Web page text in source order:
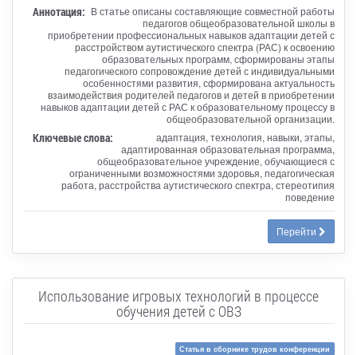
Аннотация: В статье описаны составляющие совместной работы
педагогов общеобразовательной школы в
приобретении профессиональных навыков адаптации детей с
расстройством аутистического спектра (РАС) к освоению
образовательных программ, сформированы этапы
педагогического сопровождение детей с индивидуальными
особенностями развития, сформирована актуальность
взаимодействия родителей педагогов и детей в приобретении
навыков адаптации детей с РАС к образовательному процессу в
общеобразовательной организации.
Ключевые слова:
адаптация, технология, навыки, этапы,
адаптированная образовательная программа,
общеобразовательное учреждение, обучающиеся с
ограниченными возможностями здоровья, педагогическая
работа, расстройства аутистического спектра, стереотипия
поведение
Перейти
Использование игровых технологий в процессе
обучения детей с ОВЗ
Статья в сборнике трудов конференции